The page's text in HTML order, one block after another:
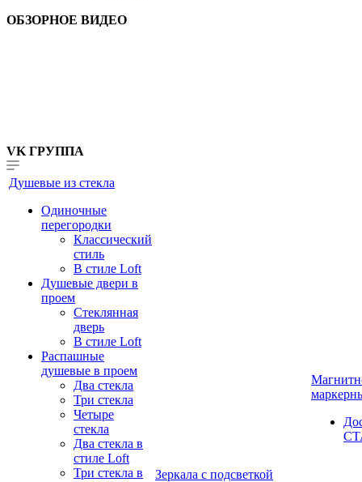
ОБЗОРНОЕ ВИДЕО
VK ГРУППА
Душевые из стекла
Одиночные
перегородки
Классический
стиль
В стиле Loft
Душевые двери в
проем
Стеклянная
дверь
В стиле Loft
Распашные
душевые в проем
Два стекла
Три стекла
Четыре
стекла
Два стекла в
стиле Loft
Три стекла в
Зеркала с подсветкой